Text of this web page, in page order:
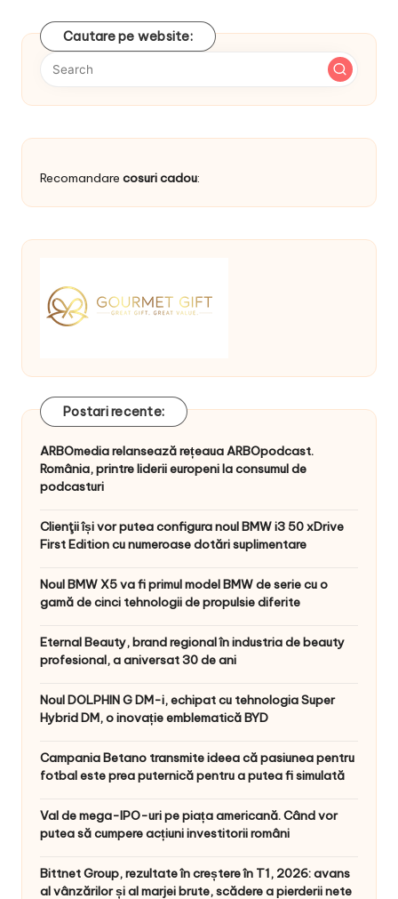
Cautare pe website:
Recomandare cosuri cadou:
Postari recente:
ARBOmedia relansează rețeaua ARBOpodcast.
România, printre liderii europeni la consumul de
podcasturi
Clienţii își vor putea configura noul BMW i3 50 xDrive
First Edition cu numeroase dotări suplimentare
Noul BMW X5 va fi primul model BMW de serie cu o
gamă de cinci tehnologii de propulsie diferite
Eternal Beauty, brand regional în industria de beauty
profesional, a aniversat 30 de ani
Noul DOLPHIN G DM-i, echipat cu tehnologia Super
Hybrid DM, o inovație emblematică BYD
Campania Betano transmite ideea că pasiunea pentru
fotbal este prea puternică pentru a putea fi simulată
Val de mega-IPO-uri pe piața americană. Când vor
putea să cumpere acțiuni investitorii români
Bittnet Group, rezultate în creștere în T1, 2026: avans
al vânzărilor și al marjei brute, scădere a pierderii nete